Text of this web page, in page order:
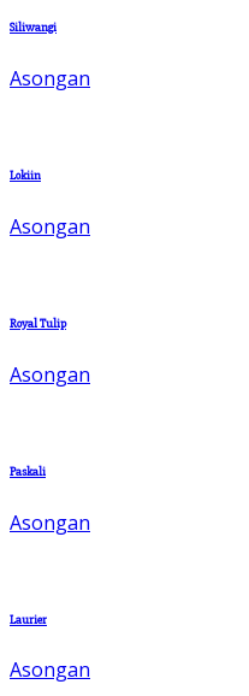
Siliwangi
Asongan
Lokiin
Asongan
Royal Tulip
Asongan
Paskali
Asongan
Laurier
Asongan